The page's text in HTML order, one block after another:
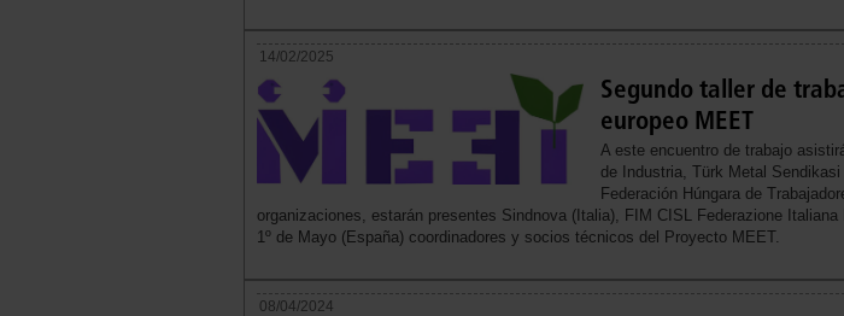
14/02/2025
Segundo taller de
europeo MEET
A este encuentro de trabajo
de Industria, Türk Metal
Federación Húngara de
organizaciones, estarán presentes Sindnova (Italia), FIM CISL Federazione
1º de Mayo (España) coordinadores y socios técnicos del Proyecto MEET.
08/04/2024